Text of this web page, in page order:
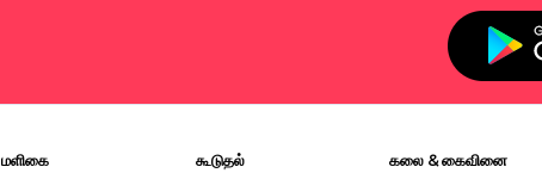
மளிகை
கூடுதல்
கலை & கைவினை